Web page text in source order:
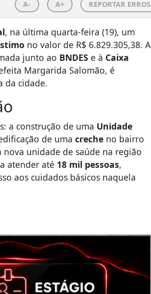
A- A+ REPORTAR ERROS
, na última quarta-feira (19), um
no valor de R$ 6.829.305,38. A
junto ao BNDES e à Caixa
Margarida Salomão, é
da cidade.
a construção de uma Unidade
de uma creche no bairro
unidade de saúde na região
atender até 18 mil pessoas,
aos cuidados básicos naquela